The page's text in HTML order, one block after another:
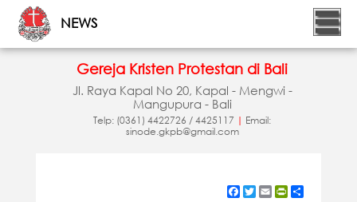
NEWS
Gereja Kristen Protestan di Bali
Jl. Raya Kapal No 20, Kapal - Mengwi -
Mangupura - Bali
Telp: (0361) 4422726 / 4425117 | Email:
sinode.gkpb@gmail.com
Facebook
Twitter
EmailPrintFriendly